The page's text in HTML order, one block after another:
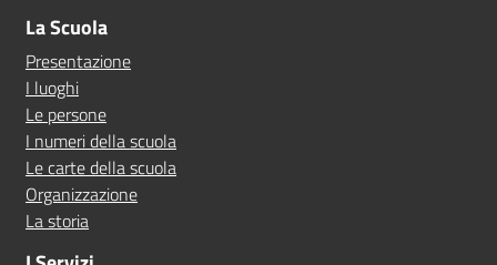
La Scuola
Presentazione
I luoghi
Le persone
I numeri della scuola
Le carte della scuola
Organizzazione
La storia